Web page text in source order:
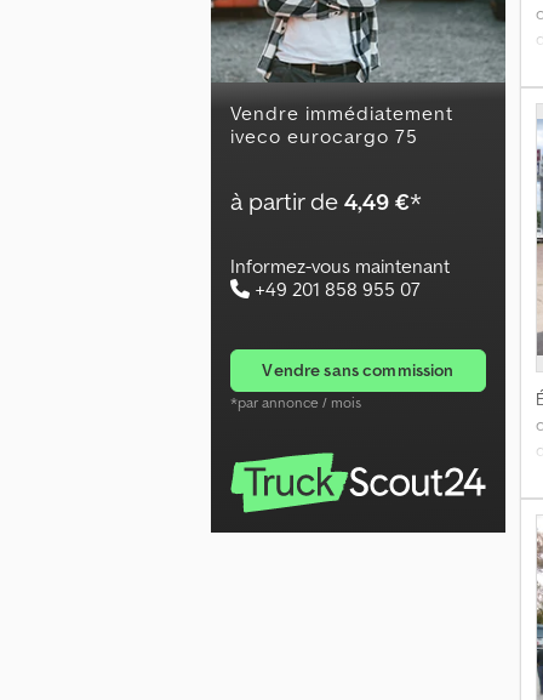
Vendre immédiatement
iveco eurocargo 75
à partir de4,49 €*
Informez-vous maintenant
+49 201 858 955 07
vendre sans commission
*par annonce / mois